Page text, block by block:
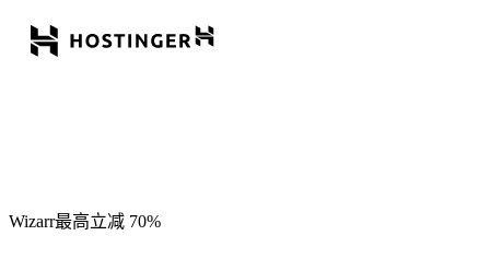
Wizarr最高立减 70%